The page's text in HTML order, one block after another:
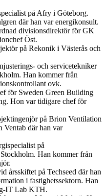
på Afry i Göteborg.
där han var energikonsult.
divisionsdirektör för GK
Öst.
på Rekonik i Västerås och
och servicetekniker
Han kommer från
ovk.
för Sweden Green Building
Hon var tidigare chef för
på Brion Ventilation
Ventab där han var
på
Han kommer från
årsskiftet på Techseed där han
i fastighetssektorn. Han
IT Lab KTH.